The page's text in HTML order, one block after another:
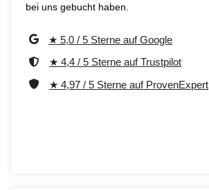
bei uns gebucht haben.
★ 5,0 / 5 Sterne auf Google
★ 4,4 / 5 Sterne auf Trustpilot
★ 4,97 / 5 Sterne auf ProvenExpert